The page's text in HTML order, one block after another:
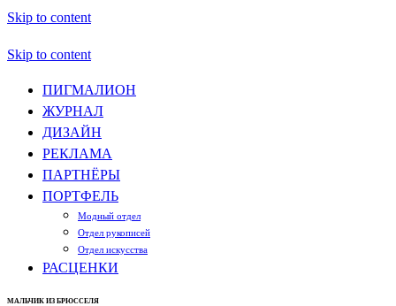
Skip to content
Skip to content
ПИГМАЛИОН
ЖУРНАЛ
ДИЗАЙН
РЕКЛАМА
ПАРТНЁРЫ
ПОРТФЕЛЬ
Модный отдел
Отдел рукописей
Отдел искусства
РАСЦЕНКИ
МАЛЬЧИК ИЗ БРЮССЕЛЯ